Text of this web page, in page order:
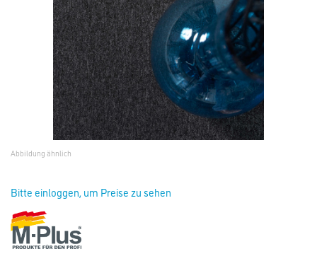
Abbildung ähnlich
Bitte einloggen, um Preise zu sehen